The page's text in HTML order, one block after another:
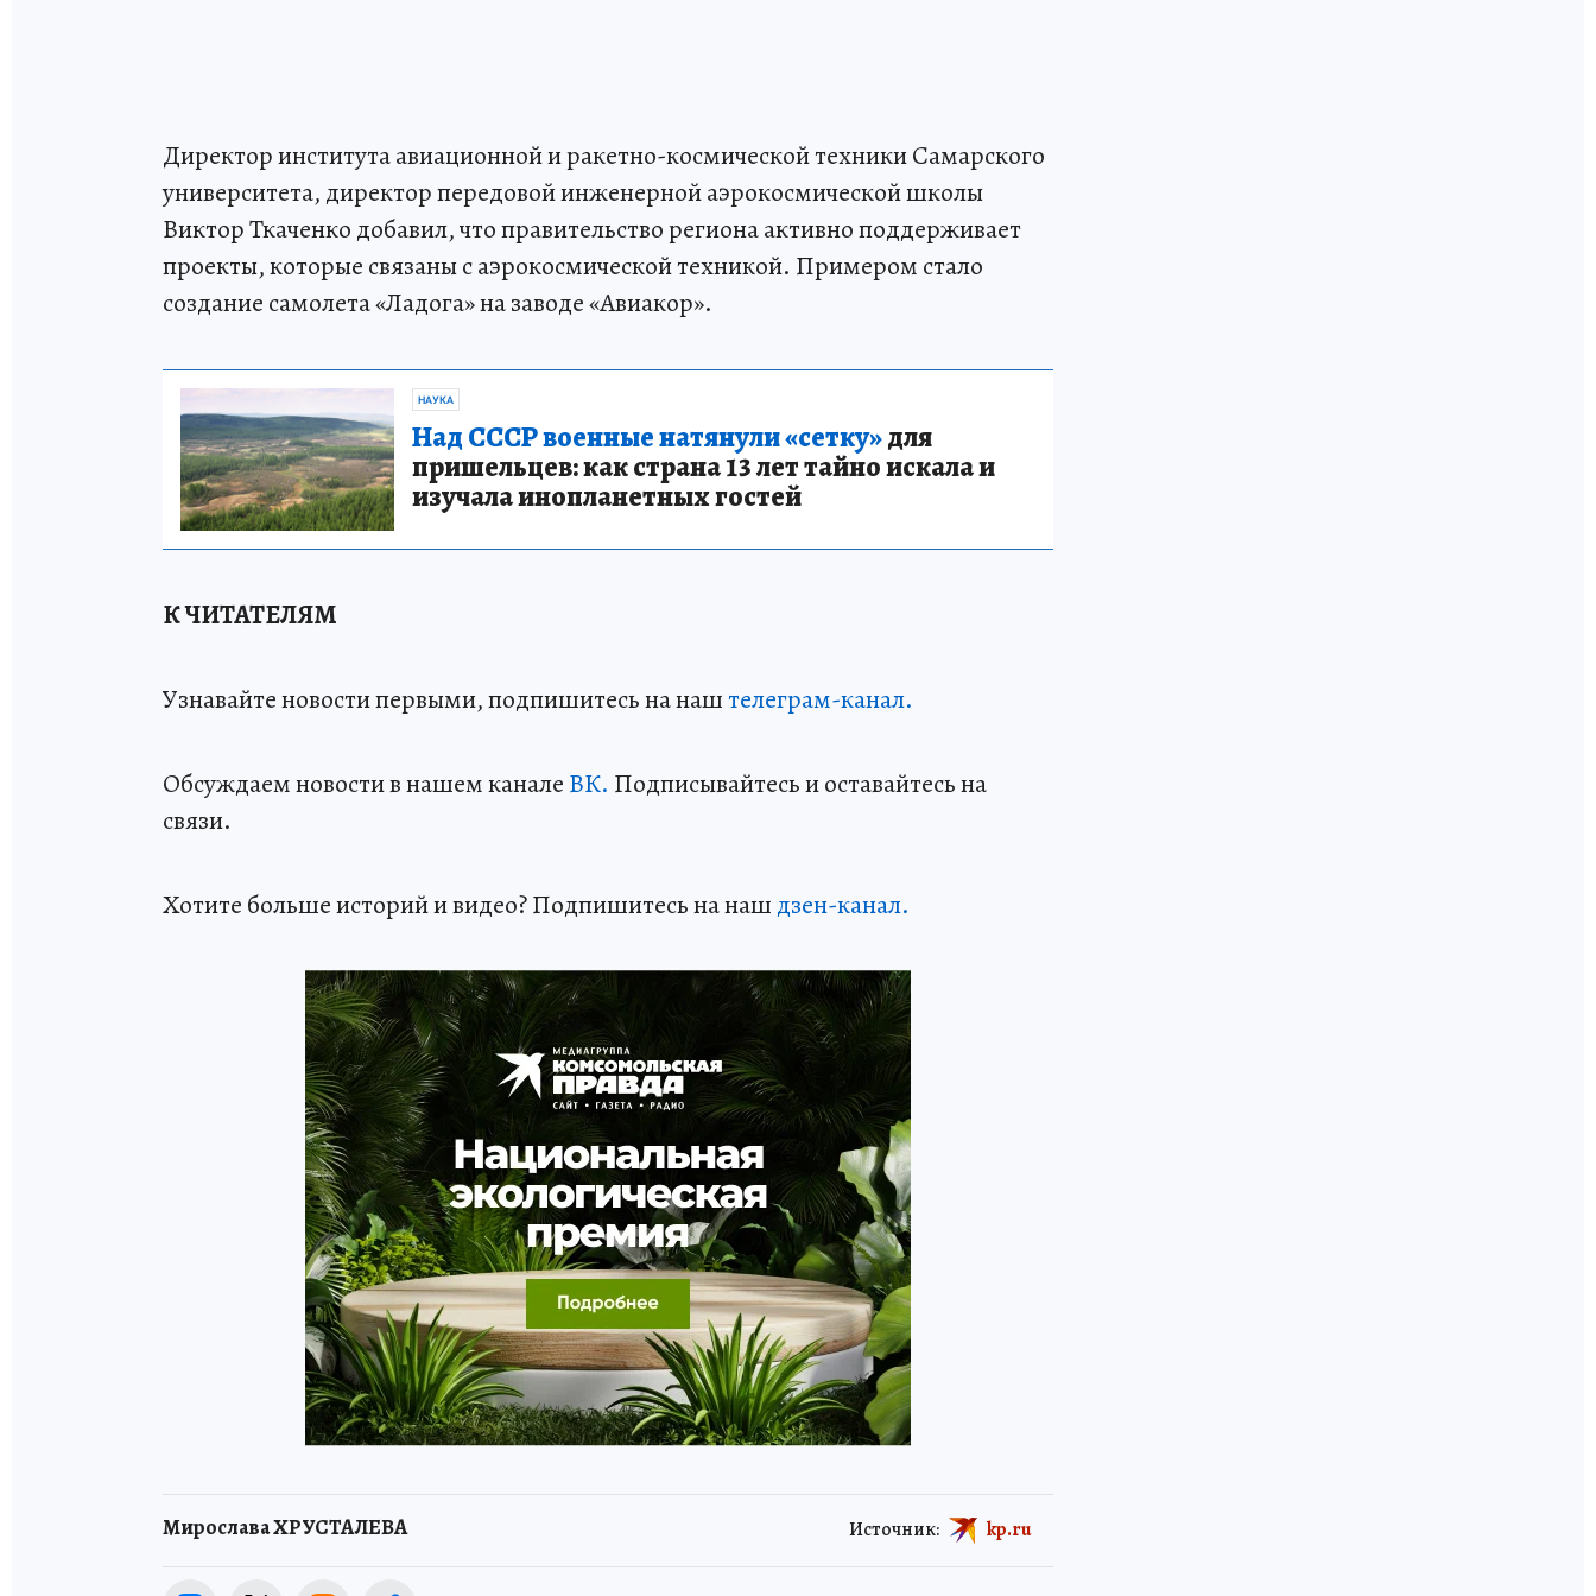
Директор института авиационной и ракетно-космической техники Самарского
университета, директор передовой инженерной аэрокосмической школы
Виктор Ткаченко добавил, что правительство региона активно поддерживает
проекты, которые связаны с аэрокосмической техникой. Примером стало
создание самолета «Ладога» на заводе «Авиакор».
НАУКА
Над СССР военные натянули «сетку»для
пришельцев: как страна 13 лет тайно искала и
изучала инопланетных гостей
К ЧИТАТЕЛЯМ
Узнавайте новости первыми, подпишитесь на наштелеграм-канал.
Обсуждаем новости в нашем канале ВК. Подписывайтесь и оставайтесь на
связи.
Хотите больше историй и видео? Подпишитесь на наш дзен-канал.
Мирослава ХРУСТАЛЕВА Источник: kp.ru